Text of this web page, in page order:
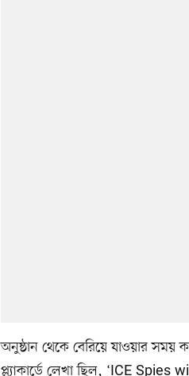
অনুষ্ঠান থেকে বেরিয়ে যাওয়ার সময়
প্ল্যাকার্ডে লেখা ছিল, ‘ICE